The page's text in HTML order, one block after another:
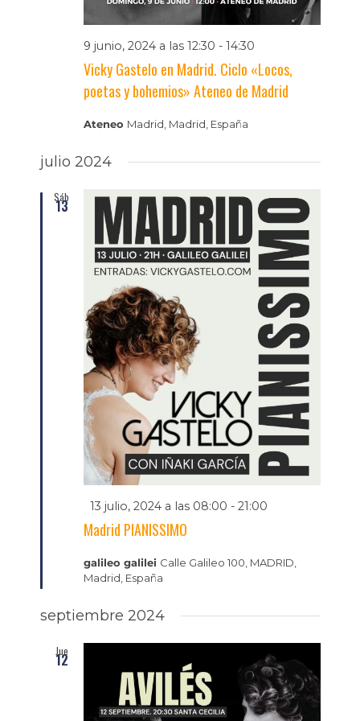
9 junio, 2024 a las 12:30 - 14:30
Vicky Gastelo en Madrid. Ciclo «Locos,
poetas y bohemios» Ateneo de Madrid
Ateneo Madrid, Madrid, España
julio 2024
Sáb
13
Destacado
13 julio, 2024 a las 08:00 - 21:00
Madrid PIANISSIMO
galileo galilei Calle Galileo 100, MADRID,
Madrid, España
septiembre 2024
Jue
12